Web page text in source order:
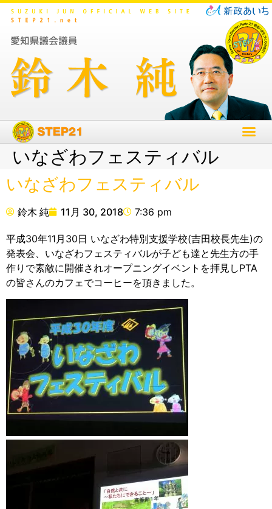
いなざわフェスティバル
いなざわフェスティバル
鈴木 純 11月 30, 2018 7:36 pm
平成30年11月30日 いなざわ特別支援学校(吉田校長先生)の
発表会、いなざわフェスティバルが子ども達と先生方の手
作りで素敵に開催されオープニングイベントを拝見しPTA
の皆さんのカフェでコーヒーを頂きました。